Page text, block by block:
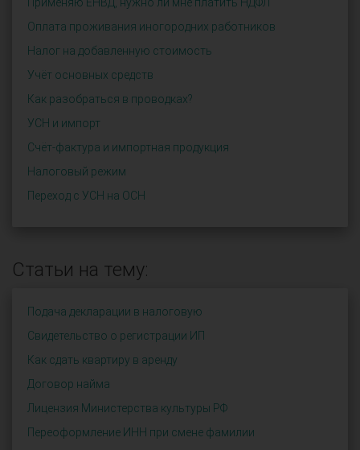
Оплата проживания иногородних работников
Налог на добавленную стоимость
Учёт основных средств
Как разобраться в проводках?
УСН и импорт
Счёт-фактура и импортная продукция
Налоговый режим
Переход с УСН на ОСН
Статьи на тему:
Подача декларации в налоговую
Свидетельство о регистрации ИП
Как сдать квартиру в аренду
Договор найма
Лицензия Министерства культуры РФ
Переоформление ИНН при смене фамилии